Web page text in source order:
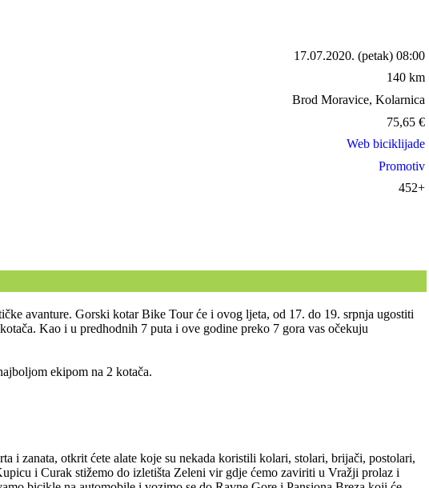
17.07.2020. (petak) 08:00
140 km
Brod Moravice, Kolarnica
75,65 €
Web biciklijade
Promotiv
452+
avanture. Gorski kotar Bike Tour će i ovog ljeta, od 17. do 19. srpnja ugostiti
Kao i u predhodnih 7 puta i ove godine preko 7 gora vas očekuju
ekipom na 2 kotača.
zanata, otkrit ćete alate koje su nekada koristili kolari, stolari, brijači, postolari,
i Curak stižemo do izletišta Zeleni vir gdje ćemo zaviriti u Vražji prolaz i